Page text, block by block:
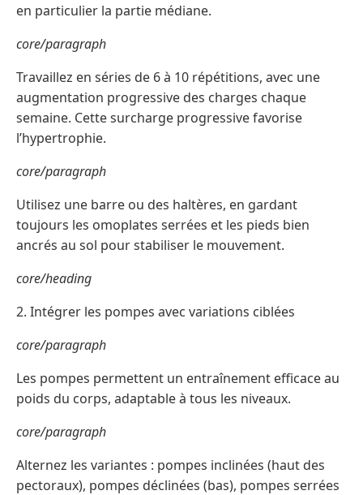
en particulier la partie médiane.
core/paragraph
Travaillez en séries de 6 à 10 répétitions, avec une
augmentation progressive des charges chaque
semaine. Cette surcharge progressive favorise
l’hypertrophie.
core/paragraph
Utilisez une barre ou des haltères, en gardant
toujours les omoplates serrées et les pieds bien
ancrés au sol pour stabiliser le mouvement.
core/heading
2. Intégrer les pompes avec variations ciblées
core/paragraph
Les pompes permettent un entraînement efficace au
poids du corps, adaptable à tous les niveaux.
core/paragraph
Alternez les variantes : pompes inclinées (haut des
pectoraux), pompes déclinées (bas), pompes serrées